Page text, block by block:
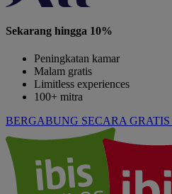
Sekarang hingga 10%
Peningkatan kamar
Malam gratis
Limitless experiences
100+ mitra
BERGABUNG SECARA GRATIS